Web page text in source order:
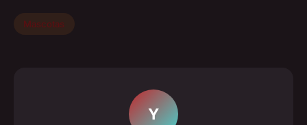
Mascotas
Y